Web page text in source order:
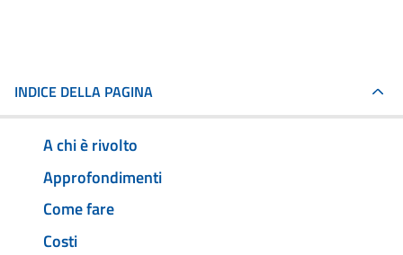
INDICE DELLA PAGINA
A chi è rivolto
Approfondimenti
Come fare
Costi